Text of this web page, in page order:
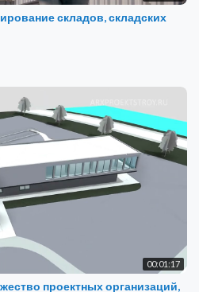
складов, складских
00:01:17
проектных организаций,